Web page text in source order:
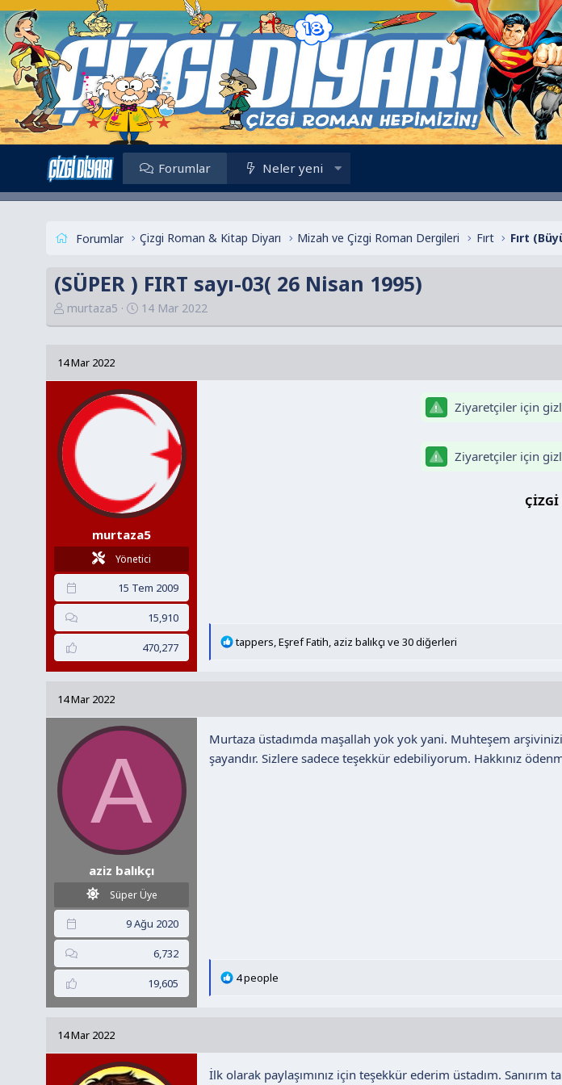
Forumlar Neler yeni
Forumlar Çizgi Roman & Kitap Diyarı Mizah ve Çizgi Roman Dergileri Fırt Fırt
(SÜPER ) FIRT sayı-03( 26 Nisan 1995)
K
o
u
y
B
a
a
murtaza5
B
a
a
n
g
r
i
h
i
14 Mar 2022
14 Mar 2022
murtaza5
Yönetici
15 Tem 2009
15,910
470,277
Ziyaretçiler için
Ziyaretçiler için
ÇİZGİ
T
l
e
r
tappers ,Eşref Fatih aziz balıkçı ve 30 diğerleri
14 Mar 2022
A
aziz balıkçı
Süper Üye
9 Ağu 2020
6,732
19,605
Murtaza üstadımda maşallah yok yok yani. Muhteşem
şayandır. Sizlere sadece teşekkür edebiliyorum. Hakkınız
T
l
e
4 people
14 Mar 2022
İlk olarak paylaşımınız için teşekkür ederim üstadım. Sanırım